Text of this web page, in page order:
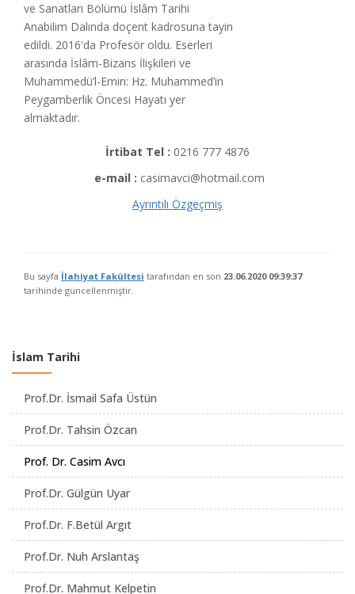
ve Sanatları Bölümü İslâm Tarihi
Anabilim Dalında doçent kadrosuna tayin
edildi. 2016'da Profesör oldu. Eserleri
arasında İslâm-Bizans İlişkileri ve
Muhammedü’l-Emin: Hz. Muhammed’in
Peygamberlik Öncesi Hayatı yer
almaktadır.
İrtibat Tel : 0216 777 4876
e-mail : casimavci@hotmail.com
Ayrıntılı Özgeçmiş
Bu sayfa İlahiyat Fakültesi tarafından en son 23.06.2020 09:39:37
tarihinde güncellenmiştir.
İslam Tarihi
Prof.Dr. İsmail Safa Üstün
Prof.Dr. Tahsin Özcan
Prof. Dr. Casim Avcı
Prof.Dr. Gülgün Uyar
Prof.Dr. F.Betül Argıt
Prof.Dr. Nuh Arslantaş
Prof.Dr. Mahmut Kelpetin